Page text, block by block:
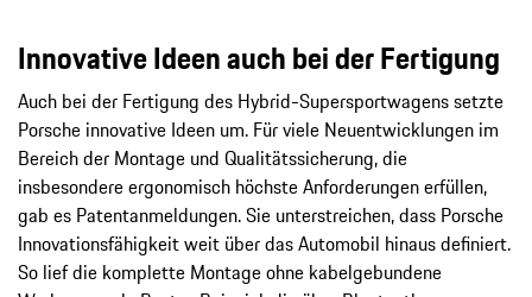
Innovative Ideen auch bei der Fertigung
Auch bei der Fertigung des Hybrid-Supersportwagens setzte
Porsche innovative Ideen um. Für viele Neuentwicklungen im
Bereich der Montage und Qualitätssicherung, die
insbesondere ergonomisch höchste Anforderungen erfüllen,
gab es Patentanmeldungen. Sie unterstreichen, dass Porsche
Innovationsfähigkeit weit über das Automobil hinaus definiert.
So lief die komplette Montage ohne kabelgebundene